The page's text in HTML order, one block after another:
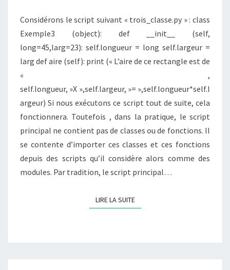
VIENT
DE
CRÉER
Considérons le script suivant « trois_classe.py » : class
Exemple3 (object): def __init__ (self,
long=45,larg=23): self.longueur = long self.largeur =
larg def aire (self): print (« L’aire de ce rectangle est de
« ,
self.longueur, »X »,self.largeur, »= »,self.longueur*self.l
argeur) Si nous exécutons ce script tout de suite, cela
fonctionnera. Toutefois , dans la pratique, le script
principal ne contient pas de classes ou de fonctions. Il
se contente d’importer ces classes et ces fonctions
depuis des scripts qu’il considère alors comme des
modules. Par tradition, le script principal…
LIRE LA SUITELIRE LA SUITE